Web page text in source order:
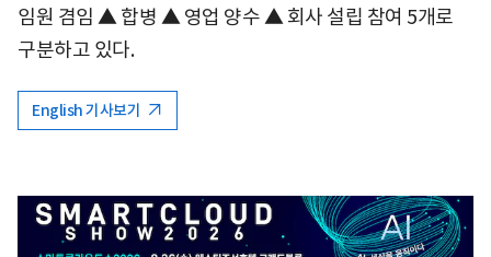
임원 겸임 ▲ 합병 ▲ 영업 양수 ▲ 회사 설립 참여 5개로
구분하고 있다.
English 기사보기